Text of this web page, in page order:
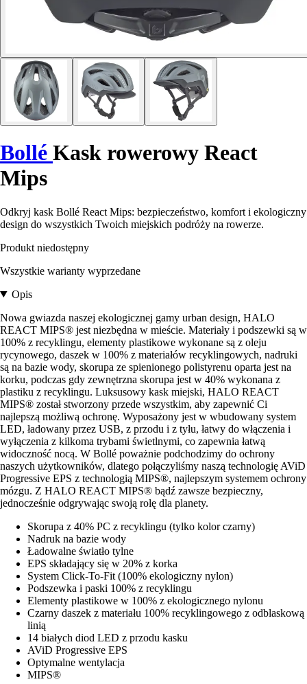
Bollé Kask rowerowy React
Mips
Odkryj kask Bollé React Mips: bezpieczeństwo, komfort i ekologiczny
design do wszystkich Twoich miejskich podróży na rowerze.
Produkt niedostępny
Wszystkie warianty wyprzedane
Opis
Nowa gwiazda naszej ekologicznej gamy urban design, HALO
REACT MIPS® jest niezbędna w mieście. Materiały i podszewki są w
100% z recyklingu, elementy plastikowe wykonane są z oleju
rycynowego, daszek w 100% z materiałów recyklingowych, nadruki
są na bazie wody, skorupa ze spienionego polistyrenu oparta jest na
korku, podczas gdy zewnętrzna skorupa jest w 40% wykonana z
plastiku z recyklingu. Luksusowy kask miejski, HALO REACT
MIPS® został stworzony przede wszystkim, aby zapewnić Ci
najlepszą możliwą ochronę. Wyposażony jest w wbudowany system
LED, ładowany przez USB, z przodu i z tyłu, łatwy do włączenia i
wyłączenia z kilkoma trybami świetlnymi, co zapewnia łatwą
widoczność nocą. W Bollé poważnie podchodzimy do ochrony
naszych użytkowników, dlatego połączyliśmy naszą technologię AViD
Progressive EPS z technologią MIPS®, najlepszym systemem ochrony
mózgu. Z HALO REACT MIPS® bądź zawsze bezpieczny,
jednocześnie odgrywając swoją rolę dla planety.
Skorupa z 40% PC z recyklingu (tylko kolor czarny)
Nadruk na bazie wody
Ładowalne światło tylne
EPS składający się w 20% z korka
System Click-To-Fit (100% ekologiczny nylon)
Podszewka i paski 100% z recyklingu
Elementy plastikowe w 100% z ekologicznego nylonu
Czarny daszek z materiału 100% recyklingowego z odblaskową
linią
14 białych diod LED z przodu kasku
AViD Progressive EPS
Optymalne wentylacja
MIPS®